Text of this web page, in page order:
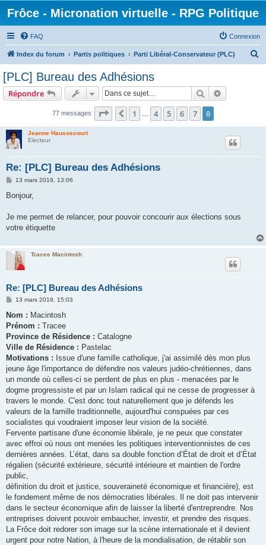
Frôce - Micronation virtuelle - RPG Politique
FAQ Connexion
Index du forum Partis politiques Parti Libéral-Conservateur (PLC)
[PLC] Bureau des Adhésions
Répondre Rechercher
77 messages Page sur
Précédente
1 4 5 6 7 8
Jeanne Haussecourt
Electeur
Re: [PLC] Bureau des Adhésions
M
s
g
13 mars 2019, 13:06
Bonjour,
Je me permet de relancer, pour pouvoir concourir aux élections sous
votre étiquette
Tracee Macintosh
Re: [PLC] Bureau des Adhésions
M
s
a
g
13 mars 2019, 15:03
Nom : Macintosh
Prénom : Tracee
Province de Résidence : Catalogne
Ville de Résidence : Pastelac
Motivations : Issue d'une famille catholique, j'ai assimilé dès mon plus
jeune âge l'importance de défendre nos valeurs judéo-chrétiennes, dans
un monde où celles-ci se perdent de plus en plus - menacées par le
dogme progressiste et par un Islam radical qui ne cesse de progresser à
travers le monde. C'est donc tout naturellement que je défends les
valeurs de la famille traditionnelle, aujourd'hui conspuées par ces
socialistes qui voudraient imposer leur vision de la société.
Fervente partisane d'une économie libérale, je ne peux que constater
avec effroi où nous ont menées les politiques interventionnistes de ces
dernières années. L’état, dans sa double fonction d’État de droit et d’État
régalien (sécurité extérieure, sécurité intérieure et maintien de l'ordre
public,
définition du droit et justice, souveraineté économique et financière), est
le fondement même de nos démocraties libérales. Il ne doit pas intervenir
dans le secteur économique afin de laisser la liberté d'entreprendre. Nos
entreprises doivent pouvoir embaucher, investir, et prendre des risques.
La Frôce doit redorer son image sur la scène internationale et il devient
urgent pour notre Nation, à l'heure de la mondialisation, de rétablir son